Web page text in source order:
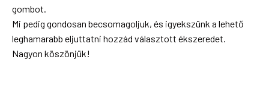
gombot.
Mi pedig gondosan becsomagoljuk, és igyekszünk a lehető
leghamarabb eljuttatni hozzád választott ékszeredet.
Nagyon köszönjük!